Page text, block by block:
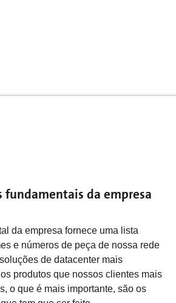
fundamentais da empresa
da empresa fornece uma lista
e números de peça de nossa rede
de datacenter mais
produtos que nossos clientes mais
o que é mais importante, são os